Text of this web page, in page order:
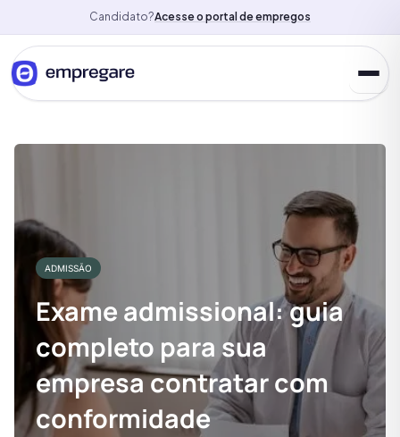
Candidato?Acesse o portal de empregos
ADMISSÃO
Exame admissional: guia
completo para sua
empresa contratar com
conformidade